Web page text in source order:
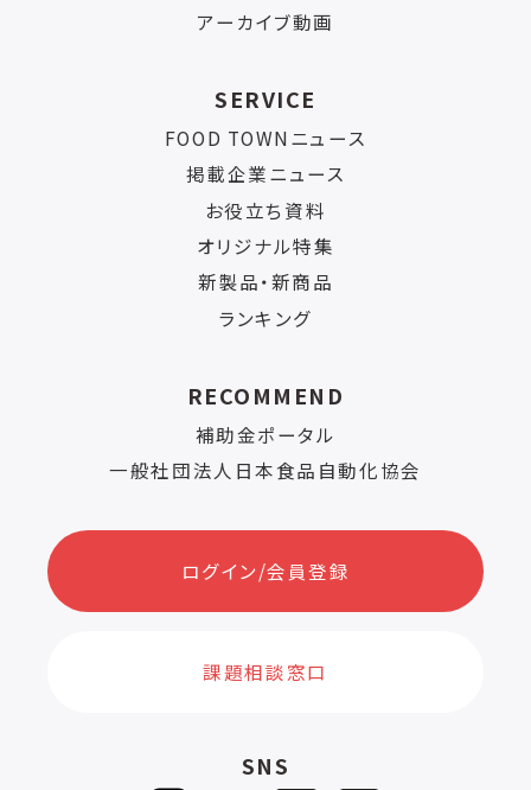
アーカイブ動画
SERVICE
FOOD TOWNニュース
掲載企業ニュース
お役立ち資料
オリジナル特集
新製品・新商品
ランキング
RECOMMEND
補助金ポータル
一般社団法人日本食品自動化協会
ログイン/会員登録
課題相談窓口
SNS